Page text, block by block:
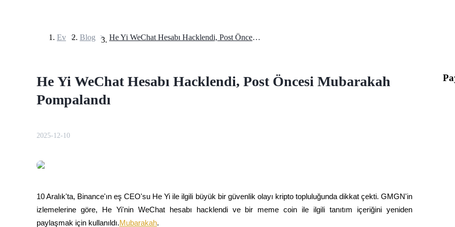
Teminat olarak USDT kullanan vadeli işlemler
Ev > Blog > He Yi WeChat Hesabı Hacklendi, Post Öncesi Mubarakah Pompalandı
He Yi WeChat Hesabı Hacklendi, Post Öncesi Mubarakah
Pompalandı
2025-12-10
10 Aralık'ta, Binance'ın eş CEO'su He Yi ile ilgili büyük bir güvenlik olayı kripto topluluğunda dikkat çekti. GMGN'in
izlemelerine göre, He Yi'nin WeChat hesabı hacklendi ve bir meme coin ile ilgili tanıtım içeriğini yeniden
paylaşmak için kullanıldı.Mubarakah.